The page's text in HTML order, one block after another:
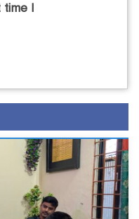
time I